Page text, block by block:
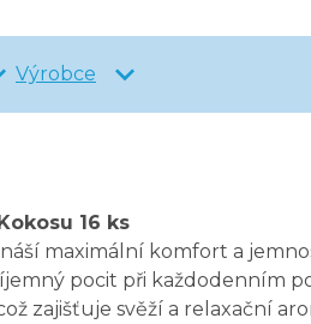
Výrobce
16 ks
maximální komfort a
pocit při
zajišťuje svěží a relaxační